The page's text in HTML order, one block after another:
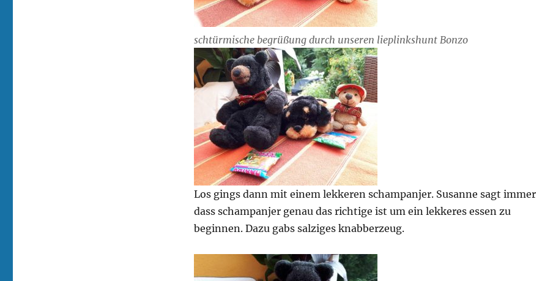
schtürmische begrüßung durch unseren lieplinkshunt Bonzo
Los gings dann mit einem lekkeren schampanjer. Susanne sagt immer
dass schampanjer genau das richtige ist um ein lekkeres essen zu
beginnen. Dazu gabs salziges knabberzeug.